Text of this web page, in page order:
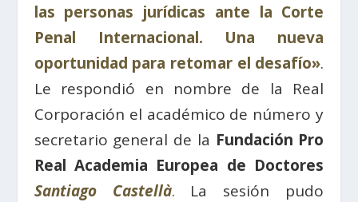
las personas jurídicas ante la Corte
Penal Internacional. Una nueva
oportunidad para retomar el desafío».
Le respondió en nombre de la Real
Corporación el académico de número y
secretario general de la Fundación Pro
Real Academia Europea de Doctores
Santiago Castellà. La sesión pudo